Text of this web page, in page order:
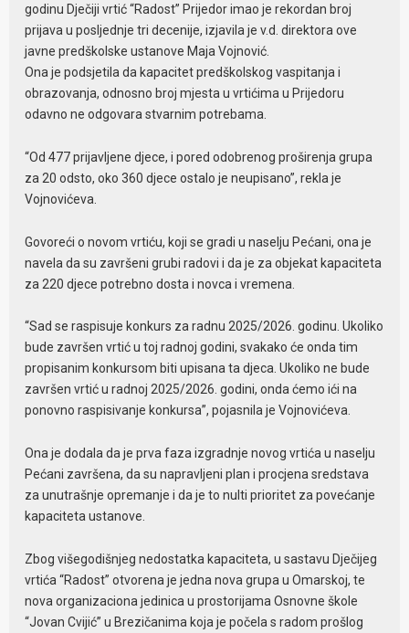
godinu Dječiji vrtić “Radost” Prijedor imao je rekordan broj
prijava u posljednje tri decenije, izjavila je v.d. direktora ove
javne predškolske ustanove Maja Vojnović.
Ona je podsjetila da kapacitet predškolskog vaspitanja i
obrazovanja, odnosno broj mjesta u vrtićima u Prijedoru
odavno ne odgovara stvarnim potrebama.
“Od 477 prijavljene djece, i pored odobrenog proširenja grupa
za 20 odsto, oko 360 djece ostalo je neupisano”, rekla je
Vojnovićeva.
Govoreći o novom vrtiću, koji se gradi u naselju Pećani, ona je
navela da su završeni grubi radovi i da je za objekat kapaciteta
za 220 djece potrebno dosta i novca i vremena.
“Sad se raspisuje konkurs za radnu 2025/2026. godinu. Ukoliko
bude završen vrtić u toj radnoj godini, svakako će onda tim
propisanim konkursom biti upisana ta djeca. Ukoliko ne bude
završen vrtić u radnoj 2025/2026. godini, onda ćemo ići na
ponovno raspisivanje konkursa”, pojasnila je Vojnovićeva.
Ona je dodala da je prva faza izgradnje novog vrtića u naselju
Pećani završena, da su napravljeni plan i procjena sredstava
za unutrašnje opremanje i da je to nulti prioritet za povećanje
kapaciteta ustanove.
Zbog višegodišnjeg nedostatka kapaciteta, u sastavu Dječijeg
vrtića “Radost” otvorena je jedna nova grupa u Omarskoj, te
nova organizaciona jedinica u prostorijama Osnovne škole
“Jovan Cvijić” u Brezičanima koja je počela s radom prošlog